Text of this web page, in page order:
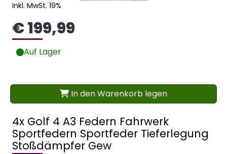
4x Golf 4 A3 Federn Fahrwerk
Sportfedern Sportfeder Tieferlegung
Stoßdämpfer Gew
Inkl. MwSt. 19%
€ 199,99
Auf Lager
In den Warenkorb legen